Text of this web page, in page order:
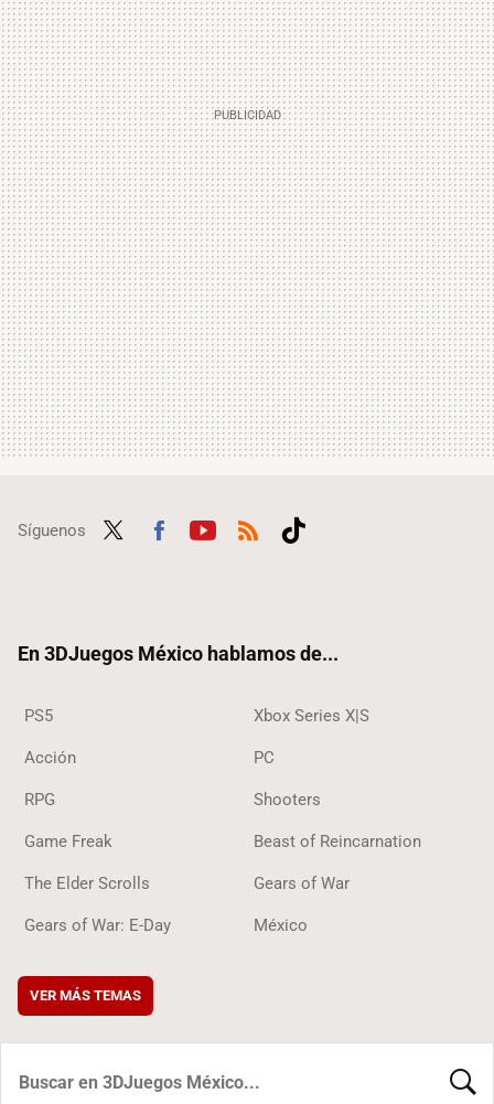
Síguenos
En 3DJuegos México hablamos de...
PS5 Xbox Series X|S
Acción PC
RPG Shooters
Game Freak Beast of Reincarnation
The Elder Scrolls Gears of War
Gears of War: E-Day México
VER MÁS TEMAS